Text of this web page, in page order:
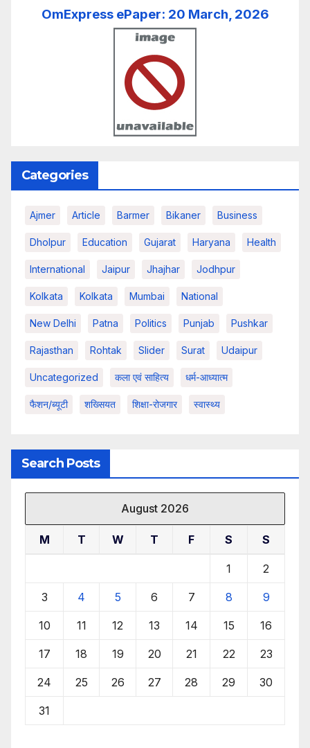
OmExpress ePaper: 20 March, 2026
Categories
Ajmer Article Barmer Bikaner Business
Dholpur Education Gujarat Haryana Health
International Jaipur Jhajhar Jodhpur
Kolkata Kolkata Mumbai National
New Delhi Patna Politics Punjab Pushkar
Rajasthan Rohtak Slider Surat Udaipur
Uncategorized कला एवं साहित्य धर्म-आध्यात्म
फैशन/ब्यूटी शख्सियत शिक्षा-रोजगार स्वास्थ्य
Search Posts
August 2026
M T W T F S S
1 2
3 4 5 6 7 8 9
10 11 12 13 14 15 16
17 18 19 20 21 22 23
24 25 26 27 28 29 30
31